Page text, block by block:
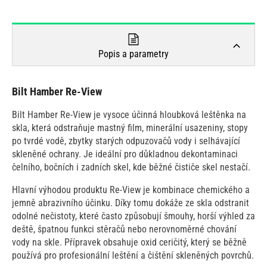
Popis a parametry
Bilt Hamber Re-View
Bilt Hamber Re-View je vysoce účinná hloubková leštěnka na
skla, která odstraňuje mastný film, minerální usazeniny, stopy
po tvrdé vodě, zbytky starých odpuzovačů vody i selhávající
skleněné ochrany. Je ideální pro důkladnou dekontaminaci
čelního, bočních i zadních skel, kde běžné čističe skel nestačí.
Hlavní výhodou produktu Re-View je kombinace chemického a
jemně abrazivního účinku. Díky tomu dokáže ze skla odstranit
odolné nečistoty, které často způsobují šmouhy, horší výhled za
deště, špatnou funkci stěračů nebo nerovnoměrné chování
vody na skle. Přípravek obsahuje oxid ceričitý, který se běžně
používá pro profesionální leštění a čištění skleněných povrchů.